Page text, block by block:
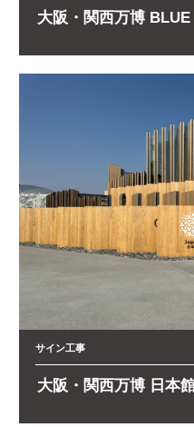
大阪・関西万博
サイン工事
大阪・関西万博 日本